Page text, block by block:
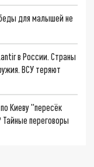
для малышей не
в России. Страны
ВСУ теряют
Киеву "пересёк
переговоры